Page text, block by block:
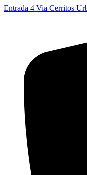
Ir
Entrada 4 Via Cerritos